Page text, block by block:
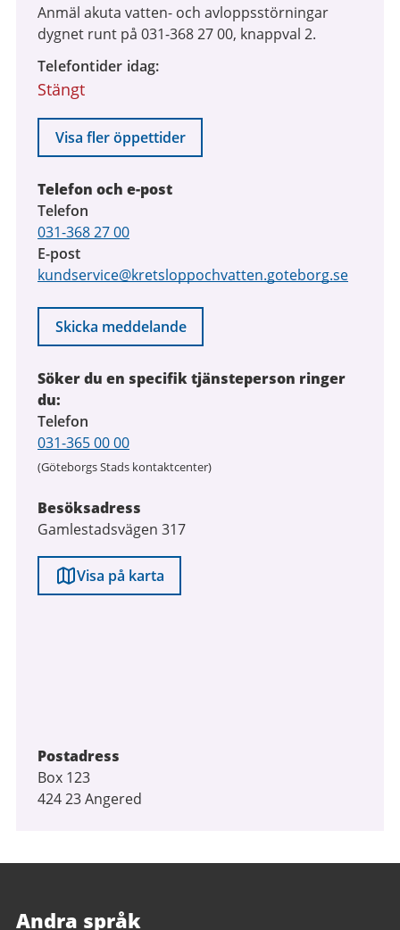
Anmäl akuta vatten- och avloppsstörningar
dygnet runt på 031-368 27 00, knappval 2.
Telefontider idag
Stängt
Visa fler öppettider
Telefon och e-post
Telefon
031-368 27 00
E-post
kundservice@kretsloppochvatten.goteborg.se
Skicka meddelande
Söker du en specifik tjänsteperson ringer
du:
Telefon
031-365 00 00
(Göteborgs Stads kontaktcenter)
Besöksadress
Gamlestadsvägen 317
Visa på karta
Postadress
Box 123
424 23 Angered
Andra språk